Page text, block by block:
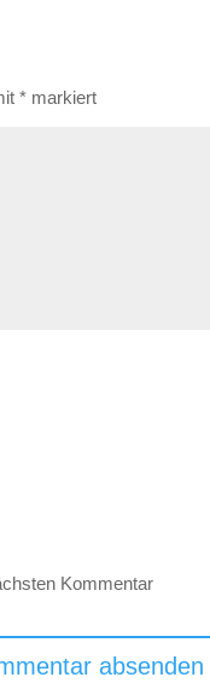
* markiert
Kommentar